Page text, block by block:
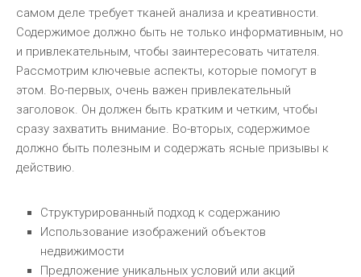
самом деле требует тканей анализа и креативности.
Содержимое должно быть не только информативным, но
и привлекательным, чтобы заинтересовать читателя.
Рассмотрим ключевые аспекты, которые помогут в
этом. Во-первых, очень важен привлекательный
заголовок. Он должен быть кратким и четким, чтобы
сразу захватить внимание. Во-вторых, содержимое
должно быть полезным и содержать ясные призывы к
действию.
Структурированный подход к содержанию
Использование изображений объектов
недвижимости
Предложение уникальных условий или акций